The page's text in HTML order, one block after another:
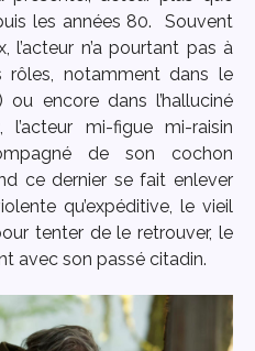
les années 80.
Souvent
n’a pourtant pas à
rôles, notamment dans le
encore dans l’halluciné
, l’acteur mi-figue mi-raisin
de son cochon
ce dernier se fait enlever
qu’expéditive, le vieil
tenter de le retrouver, le
avec son passé citadin.